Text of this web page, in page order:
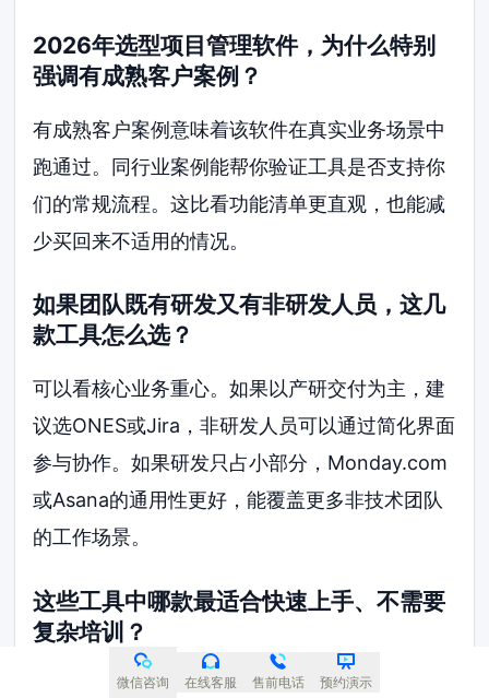
2026年选型项目管理软件，为什么特别
强调有成熟客户案例？
有成熟客户案例意味着该软件在真实业务场景中
跑通过。同行业案例能帮你验证工具是否支持你
们的常规流程。这比看功能清单更直观，也能减
少买回来不适用的情况。
如果团队既有研发又有非研发人员，这几
款工具怎么选？
可以看核心业务重心。如果以产研交付为主，建
议选ONES或Jira，非研发人员可以通过简化界面
参与协作。如果研发只占小部分，Monday.com
或Asana的通用性更好，能覆盖更多非技术团队
的工作场景。
这些工具中哪款最适合快速上手、不需要
复杂培训？
Tower和Asana的上手门槛最低。Tower的界面
微信咨询 在线客服 售前电话 预约演示